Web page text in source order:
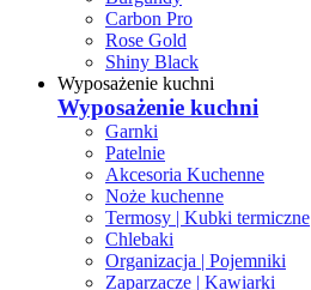
Carbon Pro
Rose Gold
Shiny Black
Wyposażenie kuchni
Wyposażenie kuchni
Garnki
Patelnie
Akcesoria Kuchenne
Noże kuchenne
Termosy | Kubki termiczne
Chlebaki
Organizacja | Pojemniki
Zaparzacze | Kawiarki